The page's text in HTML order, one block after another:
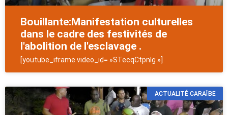
Bouillante:Manifestation culturelles
dans le cadre des festivités de
l'abolition de l'esclavage .
[youtube_iframe video_id= »STecqCtpnIg »]
ACTUALITÉ CARAÏBE